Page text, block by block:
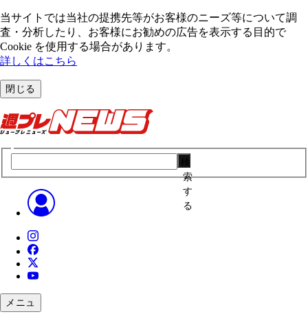
当サイトでは当社の提携先等がお客様のニーズ等について調
査・分析したり、お客様にお勧めの広告を表⽰する⽬的で
Cookie を使⽤する場合があります。
詳しくはこちら
閉じる
索
す
る
メニュ